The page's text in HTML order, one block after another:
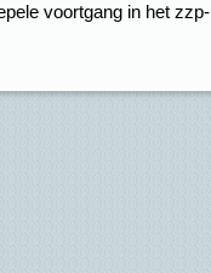
voortgang in het zzp-